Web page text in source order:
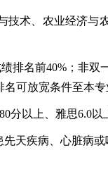
技术、农业经济与
排名前40%；非双
可放宽条件至本专
分以上、雅思6.0以
天疾病、心脏病或